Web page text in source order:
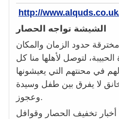
http://
الشيشة تواجه الحصار
حدود الزمان والمكان
لتوصل لأهلها منا كل
في محنتهم التي يعيشونها
لا يفرق بين طفل وسيدة
وعجوز.
تخفيف الحصار وقوافل